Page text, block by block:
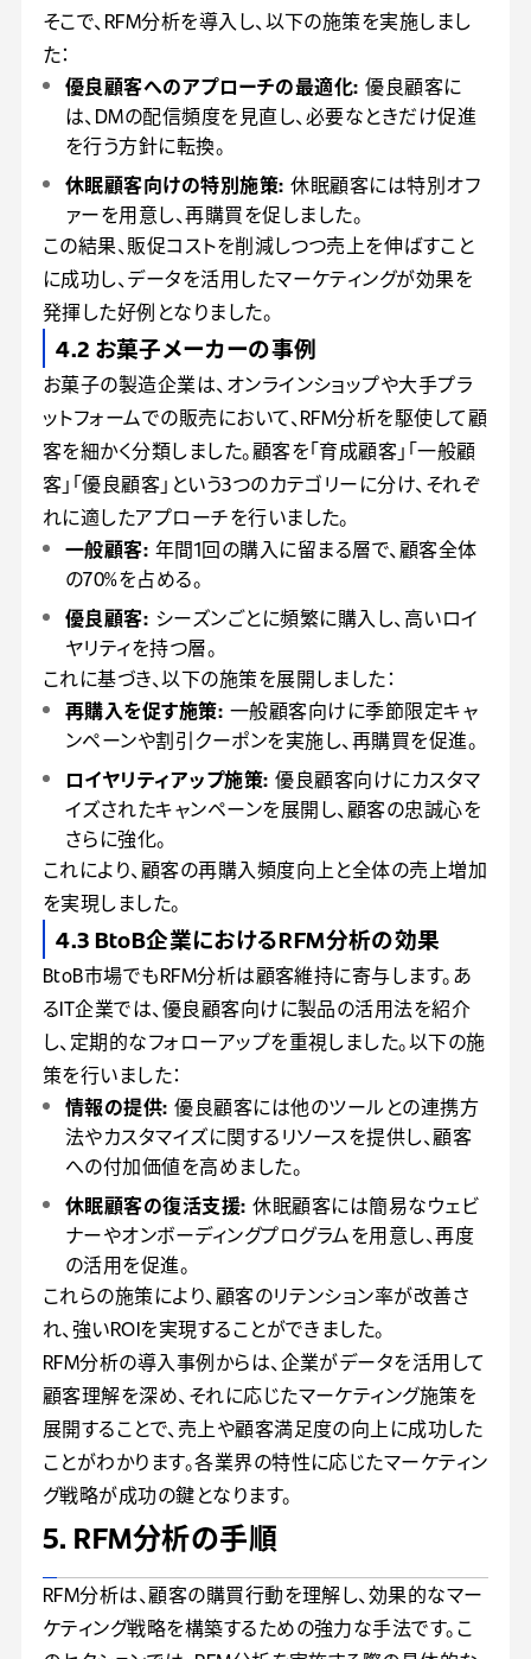
そこで、RFM分析を導入し、以下の施策を実施しまし
た：
優良顧客へのアプローチの最適化: 優良顧客に
は、DMの配信頻度を見直し、必要なときだけ促進
を行う方針に転換。
休眠顧客向けの特別施策: 休眠顧客には特別オフ
ァーを用意し、再購買を促しました。
この結果、販促コストを削減しつつ売上を伸ばすこと
に成功し、データを活用したマーケティングが効果を
発揮した好例となりました。
4.2 お菓子メーカーの事例
お菓子の製造企業は、オンラインショップや大手プラ
ットフォームでの販売において、RFM分析を駆使して顧
客を細かく分類しました。顧客を「育成顧客」「一般顧
客」「優良顧客」という3つのカテゴリーに分け、それぞ
れに適したアプローチを行いました。
一般顧客: 年間1回の購入に留まる層で、顧客全体
の70%を占める。
優良顧客: シーズンごとに頻繁に購入し、高いロイ
ヤリティを持つ層。
これに基づき、以下の施策を展開しました：
再購入を促す施策: 一般顧客向けに季節限定キャ
ンペーンや割引クーポンを実施し、再購買を促進。
ロイヤリティアップ施策: 優良顧客向けにカスタマ
イズされたキャンペーンを展開し、顧客の忠誠心を
さらに強化。
これにより、顧客の再購入頻度向上と全体の売上増加
を実現しました。
4.3 BtoB企業におけるRFM分析の効果
BtoB市場でもRFM分析は顧客維持に寄与します。あ
るIT企業では、優良顧客向けに製品の活用法を紹介
し、定期的なフォローアップを重視しました。以下の施
策を行いました：
情報の提供: 優良顧客には他のツールとの連携方
法やカスタマイズに関するリソースを提供し、顧客
への付加価値を高めました。
休眠顧客の復活支援: 休眠顧客には簡易なウェビ
ナーやオンボーディングプログラムを用意し、再度
の活用を促進。
これらの施策により、顧客のリテンション率が改善さ
れ、強いROIを実現することができました。
RFM分析の導入事例からは、企業がデータを活用して
顧客理解を深め、それに応じたマーケティング施策を
展開することで、売上や顧客満足度の向上に成功した
ことがわかります。各業界の特性に応じたマーケティン
グ戦略が成功の鍵となります。
5. RFM分析の手順
RFM分析は、顧客の購買行動を理解し、効果的なマー
ケティング戦略を構築するための強力な手法です。こ